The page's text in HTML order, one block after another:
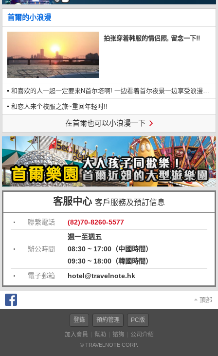
首爾的小浪漫
拍张穿着韩服的情侣照, 留念一下!!
和喜欢的人一起一定要来N首尔塔啊! 一边看着首尔夜景一边享受浪漫晚餐.用餐前还可以上个情人锁~
和恋人来个校服之旅~重回年轻时!!
在首爾也可以小浪漫一下
客服中心 客戶服務及預訂信息
聯繫電話 (82)70-8260-5577
辦公時間
週一至週五
08:30 ~ 17:00（中國時間）
09:30 ~ 18:00（韓國時間）
電子郵箱
hotel@travelnote.hk
頂部
登錄 預約管理 PC版
加入會員 幫助 諮詢 公司介紹
© TRAVELNOTE CORP.